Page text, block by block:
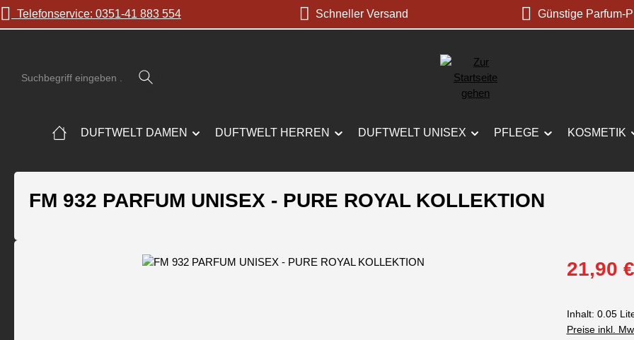
Hauptinhalt springen
Zur Suche springen
Zur Hauptnavigation springen
Telefonservice: 0351-41 883 554 Schneller Versand Günstige Parfum-
DUFTWELT DAMEN DUFTWELT HERREN DUFTWELT UNISEX PFLEGE KOSMETIK
FM 932 PARFUM UNISEX - PURE ROYAL KOLLEKTION
Bildergalerie überspringen Verkaufspreis:
21,90 €
Inhalt: 0.05
Preise inkl.